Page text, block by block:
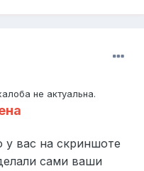
не актуальна.
у вас на скриншоте
сами ваши